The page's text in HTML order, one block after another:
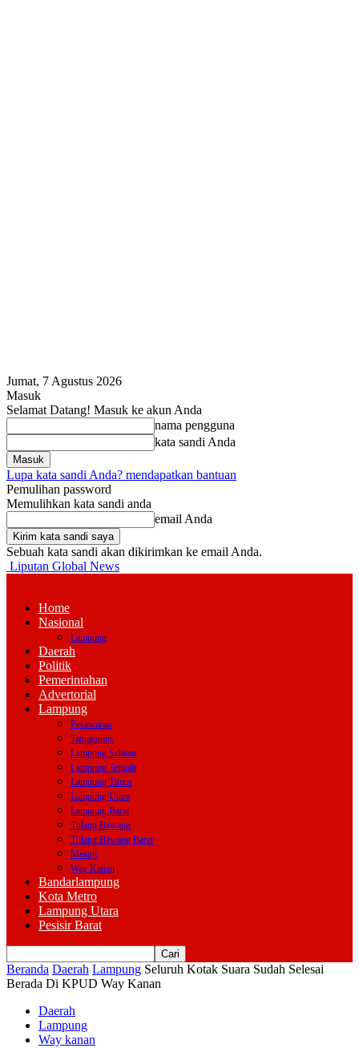
Jumat, 7 Agustus 2026
Masuk
Selamat Datang! Masuk ke akun Anda
nama pengguna
kata sandi Anda
Lupa kata sandi Anda? mendapatkan bantuan
Pemulihan password
Memulihkan kata sandi anda
email Anda
Sebuah kata sandi akan dikirimkan ke email Anda.
Liputan Global News
Home
Nasional
Lampung
Daerah
Politik
Pemerintahan
Advertorial
Lampung
Pesawaran
Tanggamus
Lampung Selatan
Lampung Tengah
Lampung Timur
Lampung Utara
Lampung Barat
Tulang Bawang
Tulang Bawang Barat
Mesuji
Way Kanan
Bandarlampung
Kota Metro
Lampung Utara
Pesisir Barat
Beranda Daerah Lampung Seluruh Kotak Suara Sudah Selesai
Berada Di KPUD Way Kanan
Daerah
Lampung
Way kanan